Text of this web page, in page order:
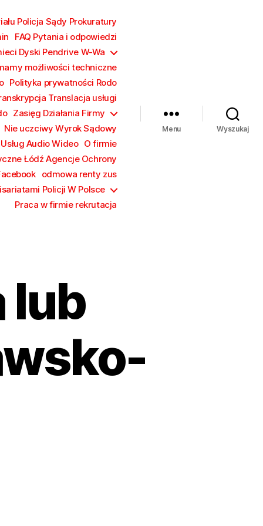
Policja Sądy Prokuratury
FAQ Pytania i odpowiedzi
Dyski Pendrive W-Wa
możliwości techniczne
Polityka prywatności Rodo
Translacja usługi
Zasięg Działania Firmy
Nie uczciwy Wyrok Sądowy
Audio Wideo O firmie
Łódź Agencje Ochrony
odmowa renty zus
Policji W Polsce
Praca w firmie rekrutacja
Menu Wyszukaj
lub